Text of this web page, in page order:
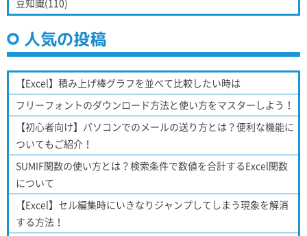
豆知識(110)
人気の投稿
【Excel】積み上げ棒グラフを並べて比較したい時は
フリーフォントのダウンロード方法と使い方をマスターしよう！
【初心者向け】パソコンでのメールの送り方とは？便利な機能に
ついてもご紹介！
SUMIF関数の使い方とは？検索条件で数値を合計するExcel関数
について
【Excel】セル編集時にいきなりジャンプしてしまう現象を解消
する方法！